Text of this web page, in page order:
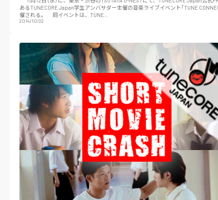
あるTUNECORE Japan学生アンバサダー主催の音楽ライブイベント「TUNE
催される。 同イベントは、TUNE…
2014/10/22